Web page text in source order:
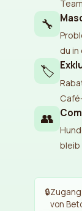
🔧
du
🏷️
👥
bleib
🔒
von